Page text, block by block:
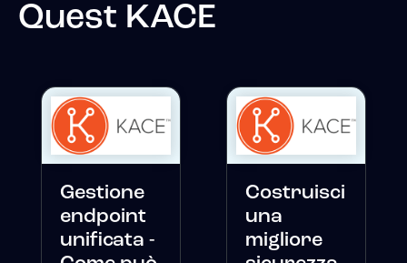
Quest KACE
Gestione
endpoint
unificata -
Costruisci
una
migliore